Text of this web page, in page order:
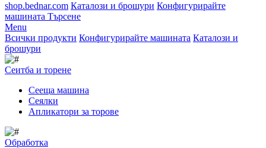
shop.bednar.com Каталози и брошури Конфигурирайте
машината Търсене
Menu
Всички продукти Конфигурирайте машината Каталози и
брошури
Сеитба и торене
Cееща машина
Cеялки
Апликатори за торове
Обработка